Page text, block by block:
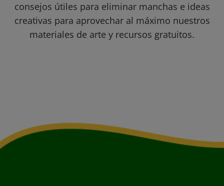
consejos útiles para eliminar manchas e ideas
creativas para aprovechar al máximo nuestros
materiales de arte y recursos gratuitos.